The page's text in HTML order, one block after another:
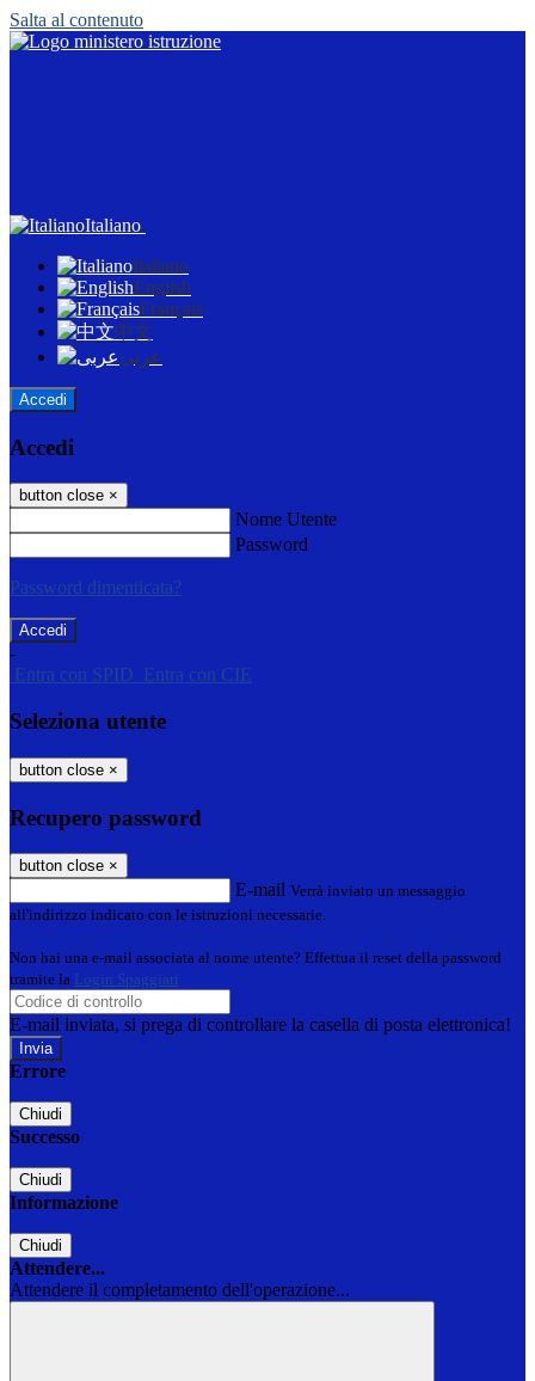
Salta al contenuto
Italiano
Italiano
English
Français
中文
عربى
Accedi
Accedi
button close ×
Nome Utente
Password
Password dimenticata?
-
Entra con SPID
Entra con CIE
Seleziona utente
button close ×
Recupero password
button close ×
E-mail Verrà inviato un messaggio
all'indirizzo indicato con le istruzioni necessarie.
Non hai una e-mail associata al nome utente? Effettua il reset della password
tramite la Login Spaggiari
E-mail inviata, si prega di controllare la casella di posta elettronica!
Errore
Chiudi
Successo
Chiudi
Informazione
Chiudi
Attendere...
Attendere il completamento dell'operazione...